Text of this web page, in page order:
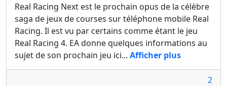
Real Racing Next est le prochain opus de la célèbre
saga de jeux de courses sur téléphone mobile Real
Racing. Il est vu par certains comme étant le jeu
Real Racing 4. EA donne quelques informations au
sujet de son prochain jeu ici... Afficher plus
2